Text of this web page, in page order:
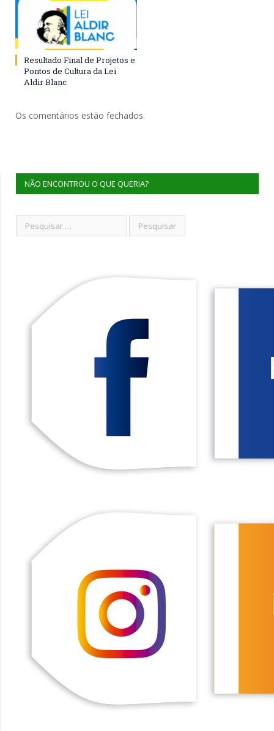
Resultado Final de Projetos e
Pontos de Cultura da Lei
Aldir Blanc
Os comentários estão fechados.
NÃO ENCONTROU O QUE QUERIA?